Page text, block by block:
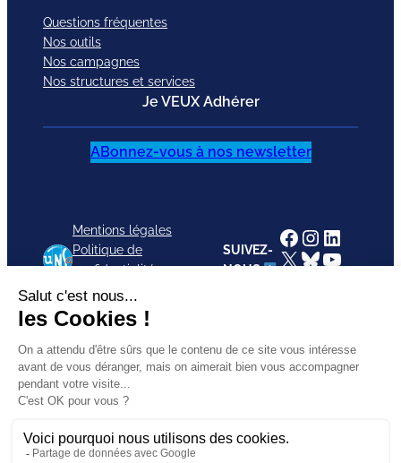
Questions fréquentes
Nos outils
Nos campagnes
Nos structures et services
Je VEUX Adhérer
ABonnez-vous à nos newsletter
Mentions légales
Politique de
confidentialité
CGU
SUIVEZ-
NOUS
Facebook
Instagram
X Bluesky